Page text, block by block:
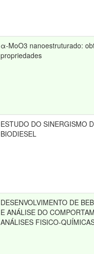
α-MoO3 nanoestruturado:
propriedades
ESTUDO DO SINERGISMO
BIODIESEL
DESENVOLVIMENTO DE
E ANÁLISE DO
ANÁLISES FISICO-